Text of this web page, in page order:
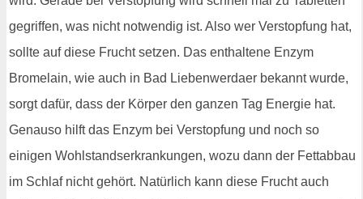
gegriffen, was nicht notwendig ist. Also wer Verstopfung hat,
sollte auf diese Frucht setzen. Das enthaltene Enzym
Bromelain, wie auch in Bad Liebenwerdaer bekannt wurde,
sorgt dafür, dass der Körper den ganzen Tag Energie hat.
Genauso hilft das Enzym bei Verstopfung und noch so
einigen Wohlstandserkrankungen, wozu dann der Fettabbau
im Schlaf nicht gehört. Natürlich kann diese Frucht auch